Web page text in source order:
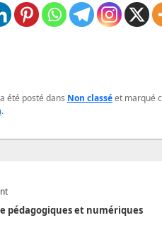
été posté dans Non classéet marqué
.
Article
précédent :
pédagogiques et numériques